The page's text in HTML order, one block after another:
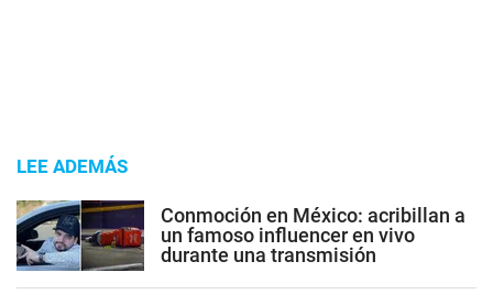
LEE ADEMÁS
Conmoción en México: acribillan a
un famoso influencer en vivo
durante una transmisión